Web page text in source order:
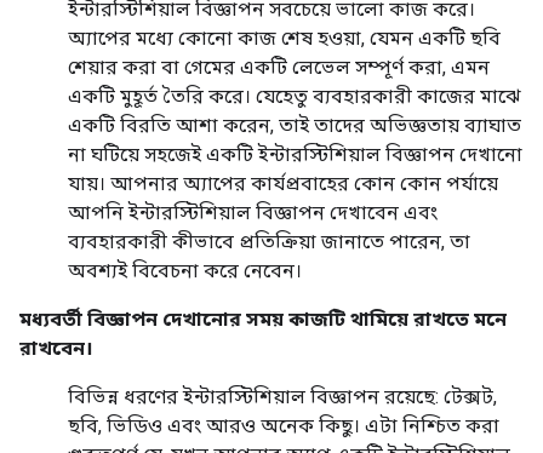
ইন্টারস্টিশিয়াল বিজ্ঞাপন সবচেয়ে ভালো কাজ করে।
অ্যাপের মধ্যে কোনো কাজ শেষ হওয়া, যেমন একটি ছবি
শেয়ার করা বা গেমের একটি লেভেল সম্পূর্ণ করা, এমন
একটি মুহূর্ত তৈরি করে। যেহেতু ব্যবহারকারী কাজের মাঝে
একটি বিরতি আশা করেন, তাই তাদের অভিজ্ঞতায় ব্যাঘাত
না ঘটিয়ে সহজেই একটি ইন্টারস্টিশিয়াল বিজ্ঞাপন দেখানো
যায়। আপনার অ্যাপের কার্যপ্রবাহের কোন কোন পর্যায়ে
আপনি ইন্টারস্টিশিয়াল বিজ্ঞাপন দেখাবেন এবং
ব্যবহারকারী কীভাবে প্রতিক্রিয়া জানাতে পারেন, তা
অবশ্যই বিবেচনা করে নেবেন।
মধ্যবর্তী বিজ্ঞাপন দেখানোর সময় কাজটি থামিয়ে রাখতে মনে
রাখবেন।
বিভিন্ন ধরণের ইন্টারস্টিশিয়াল বিজ্ঞাপন রয়েছে: টেক্সট,
ছবি, ভিডিও এবং আরও অনেক কিছু। এটা নিশ্চিত করা